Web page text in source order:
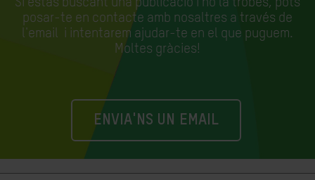
posar-te en contacte amb nosaltres a través de
l'email i intentarem ajudar-te en el que puguem.
Moltes gràcies!
ENVIA'NS UN EMAIL